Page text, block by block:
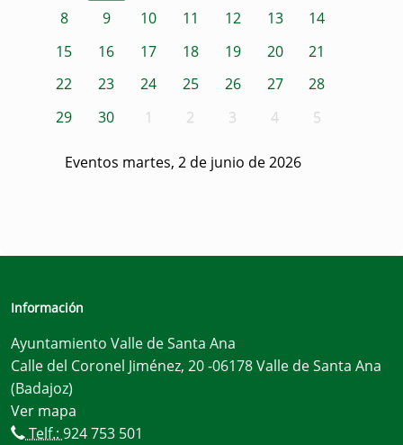
8
9 10 11 12 13
14
15
16 17 18 19 20
21
22
23 24 25 26 27
28
29
30 1 2 3 4 5
Eventos martes, 2 de junio de 2026
Información
Ayuntamiento Valle de Santa Ana
Calle del Coronel Jiménez, 20 -06178 Valle de Santa Ana
(Badajoz)
Ver mapa
Telf.: 924 753 501